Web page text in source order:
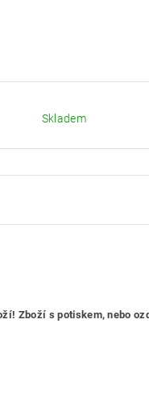
Skladem
Zboží s potiskem, nebo